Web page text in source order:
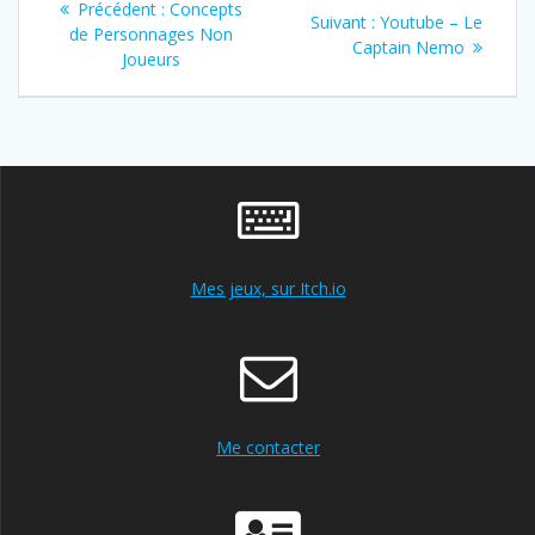
l’article
Précédent : Article
précédent
:
Concepts
de Personnages Non
Joueurs
Suivant : Article
suivant
Youtube – Le
Captain Nemo
Mes jeux, sur Itch.io
Me contacter